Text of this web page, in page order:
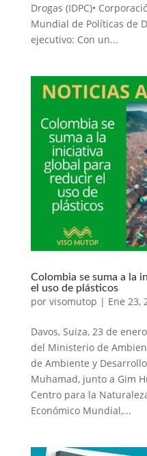
Drogas (IDPC)•
Mundial de Políticas de
ejecutivo: Con un...
Colombia se suma a la
el uso de plásticos
por visomutop | Ene 23,
Davos, Suiza, 23 de
del Ministerio de
de Ambiente y
Muhamad, junto a Gim
Centro para la
Económico Mundial,...